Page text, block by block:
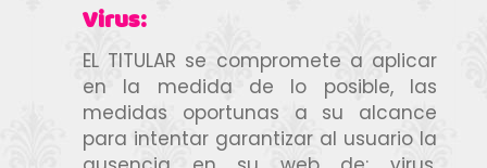
Virus:
EL TITULAR se compromete a aplicar
en la medida de lo posible, las
medidas oportunas a su alcance
para intentar garantizar al usuario la